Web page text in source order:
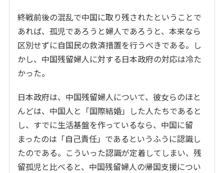
終戦前後の混乱で中国に取り残されたということで
あれば、孤児であろうと婦人であろうと、本来なら
区別せずに自国民の救済措置を行うべきである。し
かし、中国残留婦人に対する日本政府の対応は冷た
かった。
日本政府は、中国残留婦人について、彼女らのほと
んどは、中国人と「国際結婚」した人たちであると
し、すでに生活基盤を作っているなら、中国に留
まったのは「自己責任」であるというふうに認識し
たのである。こういった認識が定着してしまい、残
留孤児と比べると、中国残留婦人の帰国支援につい